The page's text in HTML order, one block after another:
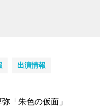
出演情報
「朱色の仮面」